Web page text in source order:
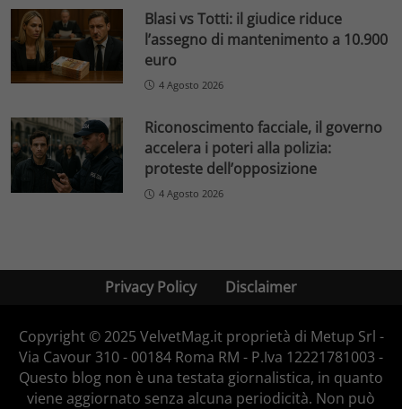
Blasi vs Totti: il giudice riduce
l’assegno di mantenimento a 10.900
euro
4 Agosto 2026
Riconoscimento facciale, il governo
accelera i poteri alla polizia:
proteste dell’opposizione
4 Agosto 2026
Privacy Policy Disclaimer
Copyright © 2025 VelvetMag.it proprietà di Metup Srl -
Via Cavour 310 - 00184 Roma RM - P.Iva 12221781003 -
Questo blog non è una testata giornalistica, in quanto
viene aggiornato senza alcuna periodicità. Non può